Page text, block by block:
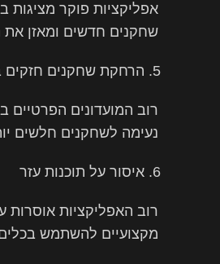
שחקנים חדשים ומאזן את
הרחקת שחקנים חזקים
רוב המועדונים הפרטיים
נעימה לשחקנים חלשים
איסור על תוכנות עזר
מקצועיים להשתמש